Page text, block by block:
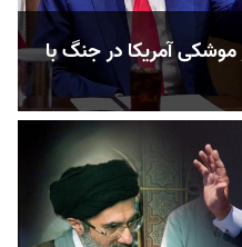
آمریکا در جنگ با